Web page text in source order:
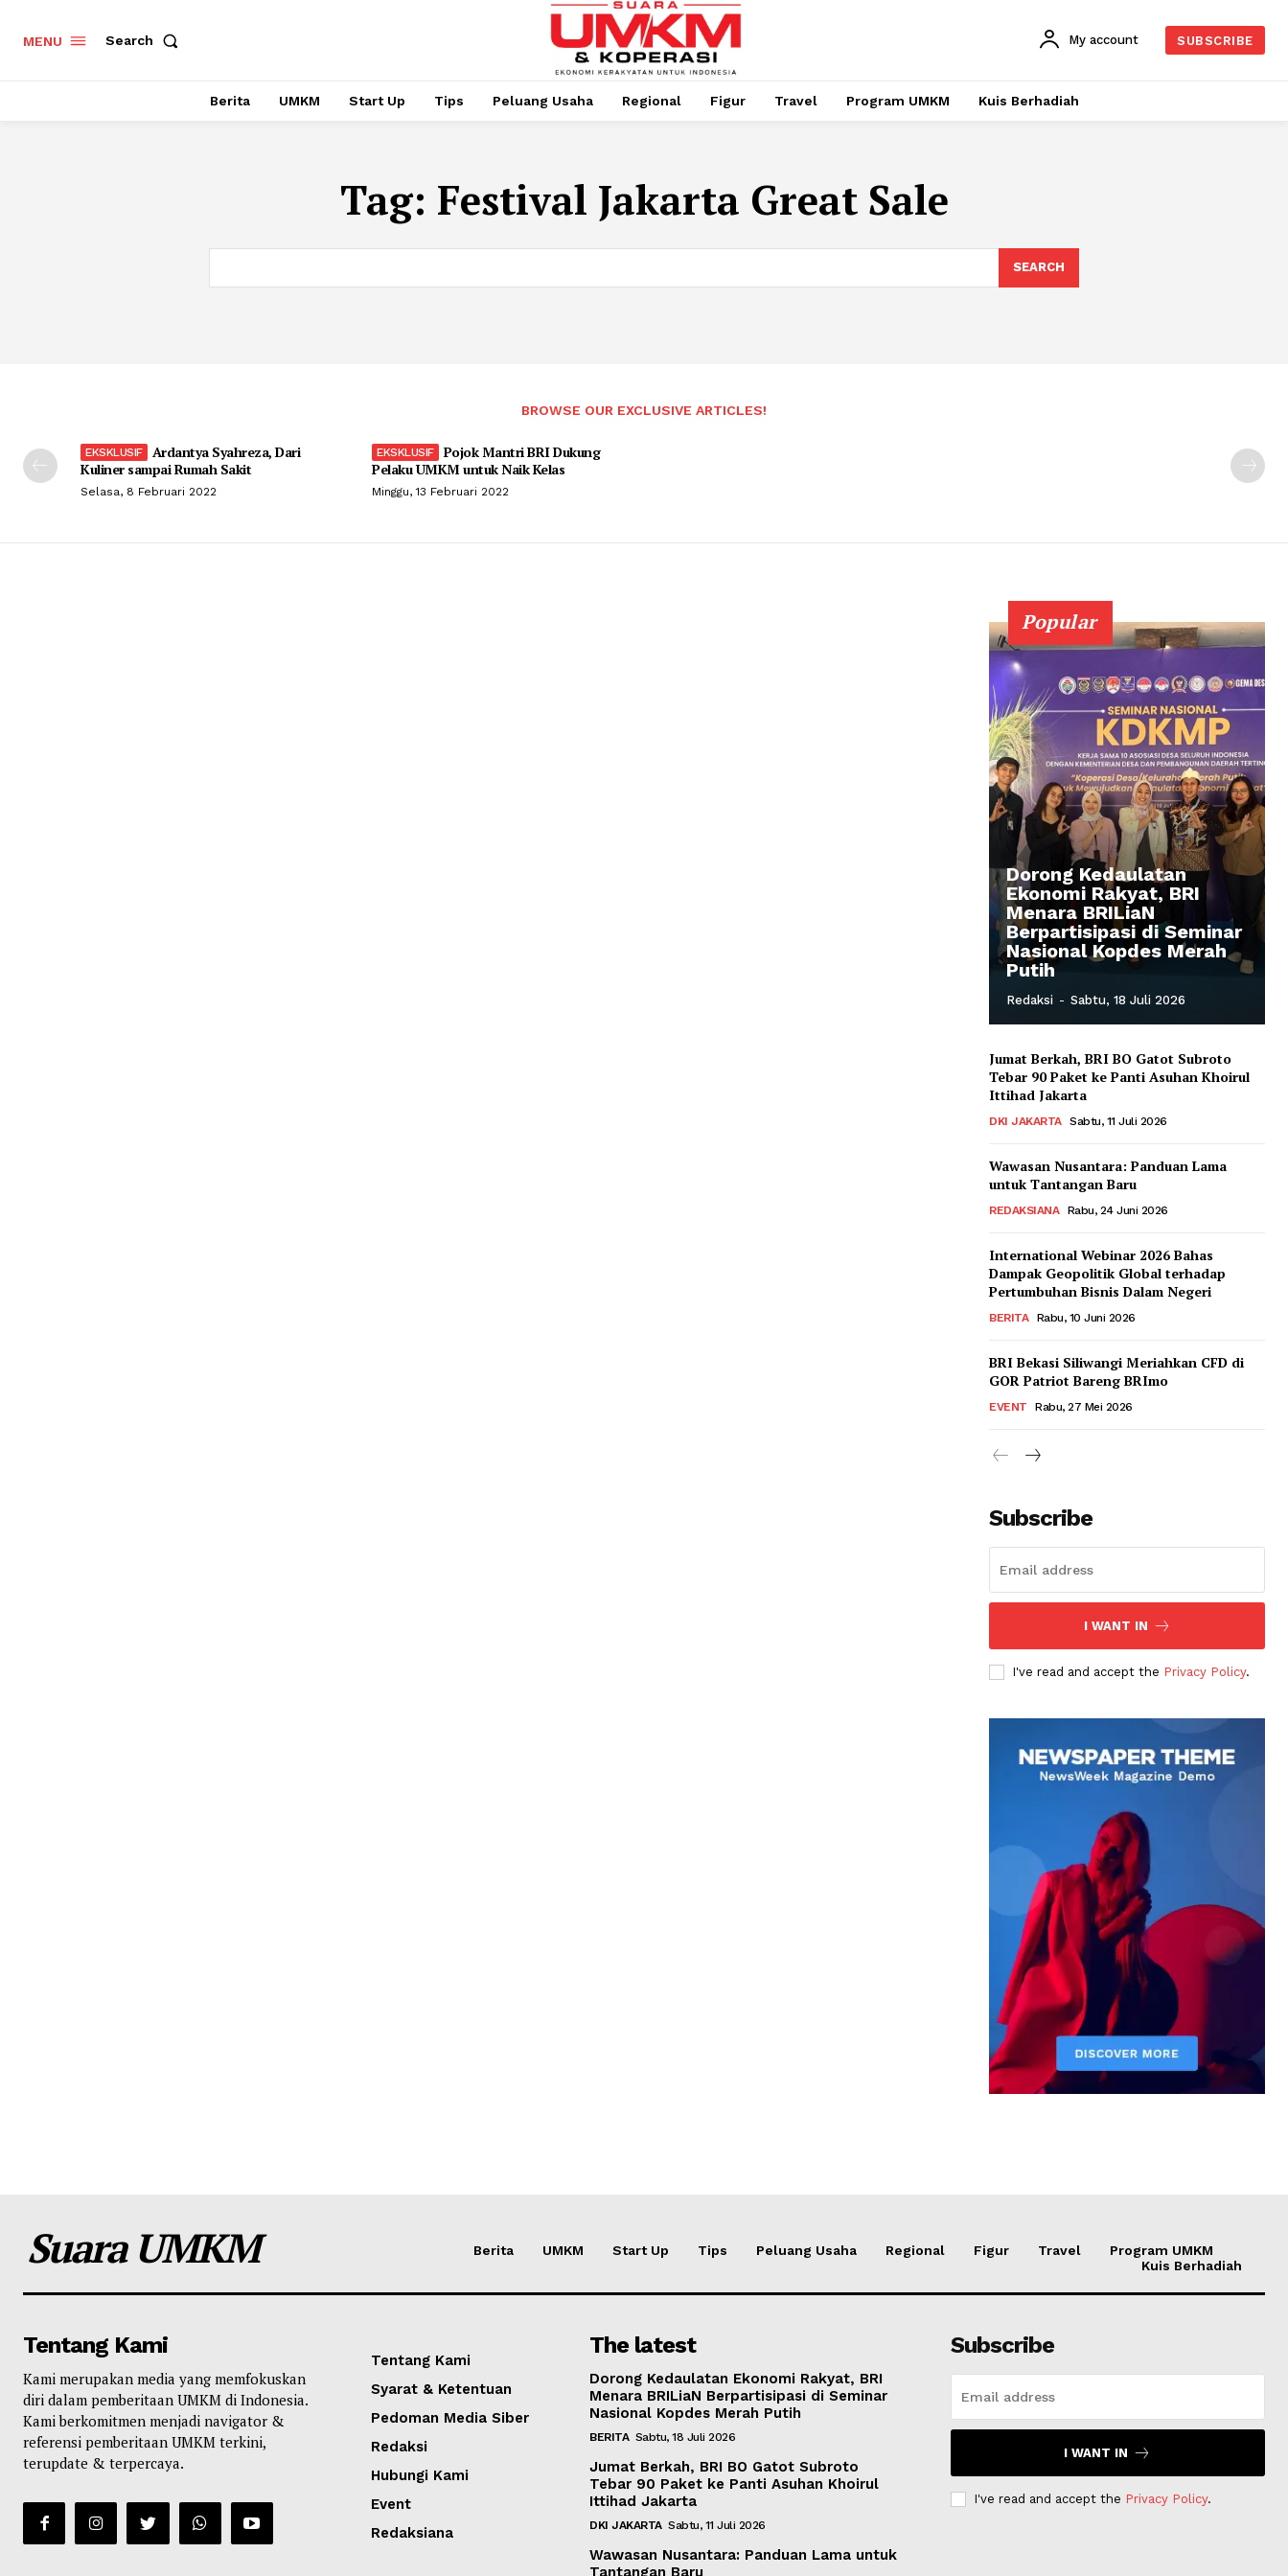
MENU Search My account SUBSCRIBE
Berita UMKM Start Up Tips Peluang Usaha Regional Figur Travel Program UMKM Kuis Berhadiah
Tag: Festival Jakarta Great Sale
SEARCH
BROWSE OUR EXCLUSIVE ARTICLES!
Ardantya Syahreza, Dari
Kuliner sampai Rumah Sakit
Selasa, 8 Februari 2022
Pojok Mantri BRI Dukung
Pelaku UMKM untuk Naik Kelas
Minggu, 13 Februari 2022
Popular
Dorong Kedaulatan
Ekonomi Rakyat, BRI
Menara BRILiaN
Berpartisipasi di Seminar
Nasional Kopdes Merah
Putih
Redaksi - Sabtu, 18 Juli 2026
Jumat Berkah, BRI BO Gatot Subroto
Tebar 90 Paket ke Panti Asuhan Khoirul
Ittihad Jakarta
DKI JAKARTA Sabtu, 11 Juli 2026
Wawasan Nusantara: Panduan Lama
untuk Tantangan Baru
REDAKSIANA Rabu, 24 Juni 2026
International Webinar 2026 Bahas
Dampak Geopolitik Global terhadap
Pertumbuhan Bisnis Dalam Negeri
BERITA Rabu, 10 Juni 2026
BRI Bekasi Siliwangi Meriahkan CFD di
GOR Patriot Bareng BRImo
EVENT Rabu, 27 Mei 2026
Subscribe
I WANT IN
I've read and accept the Privacy Policy.
Suara UMKM Berita UMKM Start Up Tips Peluang Usaha Regional Figur Travel
Program UMKM
Kuis Berhadiah
Tentang Kami
Kami merupakan media yang memfokuskan
diri dalam pemberitaan UMKM di Indonesia.
Kami berkomitmen menjadi navigator &
referensi pemberitaan UMKM terkini,
terupdate & terpercaya.
Tentang Kami
Syarat & Ketentuan
Pedoman Media Siber
Redaksi
Hubungi Kami
Event
Redaksiana
The latest
Dorong Kedaulatan Ekonomi Rakyat, BRI
Menara BRILiaN Berpartisipasi di Seminar
Nasional Kopdes Merah Putih
BERITA Sabtu, 18 Juli 2026
Jumat Berkah, BRI BO Gatot Subroto
Tebar 90 Paket ke Panti Asuhan Khoirul
Ittihad Jakarta
DKI JAKARTA Sabtu, 11 Juli 2026
Wawasan Nusantara: Panduan Lama untuk
Tantangan Baru
Subscribe
I WANT IN
I've read and accept the Privacy Policy.